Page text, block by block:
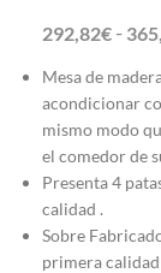
292,82€ -
Mesa de
acondicionar
mismo modo
el comedor de
Presenta 4
calidad .
Sobre
primera